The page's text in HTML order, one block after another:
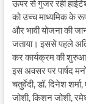
ऊपर से गुजर रही
को उच्च माध्यमिक के रूप
और भावी योजना की
जताया। इससे पहले
कर कार्यक्रम की शुरुआत
इस अवसर पर पार्षद
चतुर्वेदी, डॉ. दिनेश
जोशी, किशन जोशी,